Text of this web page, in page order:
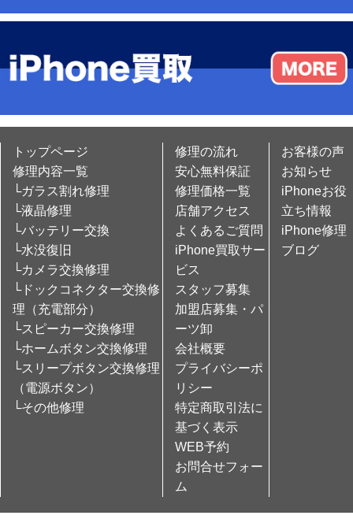
トップページ
修理内容一覧
└ガラス割れ修理
└液晶修理
└バッテリー交換
└水没復旧
└カメラ交換修理
└ドックコネクター交換修
理（充電部分）
└スピーカー交換修理
└ホームボタン交換修理
└スリープボタン交換修理
（電源ボタン）
└その他修理
修理の流れ
安心無料保証
修理価格一覧
店舗アクセス
よくあるご質問
iPhone買取サー
ビス
スタッフ募集
加盟店募集・パ
ーツ卸
会社概要
プライバシーポ
リシー
特定商取引法に
基づく表示
WEB予約
お問合せフォー
ム
お客様の声
お知らせ
iPhoneお役
立ち情報
iPhone修理
ブログ